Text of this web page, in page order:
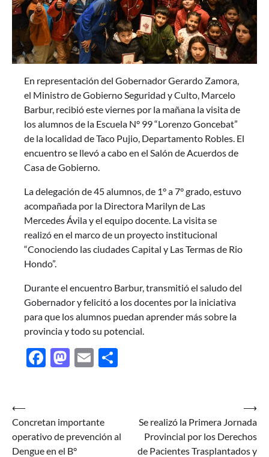
En representación del Gobernador Gerardo Zamora,
el Ministro de Gobierno Seguridad y Culto, Marcelo
Barbur, recibió este viernes por la mañana la visita de
los alumnos de la Escuela N° 99 “Lorenzo Goncebat”
de la localidad de Taco Pujio, Departamento Robles. El
encuentro se llevó a cabo en el Salón de Acuerdos de
Casa de Gobierno.
La delegación de 45 alumnos, de 1° a 7° grado, estuvo
acompañada por la Directora Marilyn de Las
Mercedes Ávila y el equipo docente. La visita se
realizó en el marco de un proyecto institucional
“Conociendo las ciudades Capital y Las Termas de Rio
Hondo”.
Durante el encuentro Barbur, transmitió el saludo del
Gobernador y felicitó a los docentes por la iniciativa
para que los alumnos puedan aprender más sobre la
provincia y todo su potencial.
Facebook
Mastodon
Email
Navegación
de
entradas
⟵
Concretan importante
operativo de prevención al
Dengue en el B°
Se realizó la Primera Jornada
Provincial por los Derechos
de Pacientes Trasplantados y
⟶